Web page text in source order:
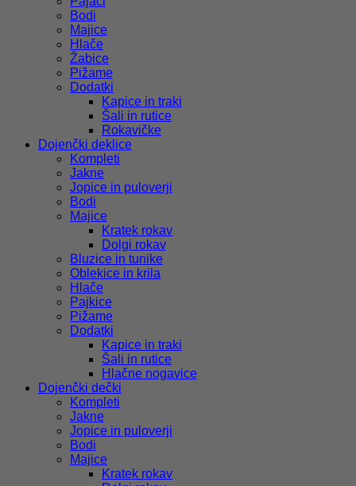
Bodi
Majice
Hlače
Žabice
Pižame
Dodatki
Kapice in traki
Šali in rutice
Rokavičke
Dojenčki deklice
Kompleti
Jakne
Jopice in puloverji
Bodi
Majice
Kratek rokav
Dolgi rokav
Bluzice in tunike
Oblekice in krila
Hlače
Pajkice
Pižame
Dodatki
Kapice in traki
Šali in rutice
Hlačne nogavice
Dojenčki dečki
Kompleti
Jakne
Jopice in puloverji
Bodi
Majice
Kratek rokav